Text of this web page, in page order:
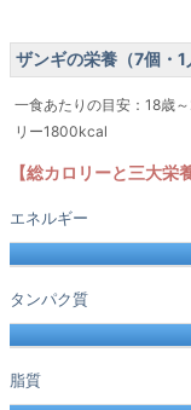
ザンギの栄養（7個・1
一食あたりの目安：18歳
リー1800kcal
【総カロリーと三大栄
エネルギー
タンパク質
脂質